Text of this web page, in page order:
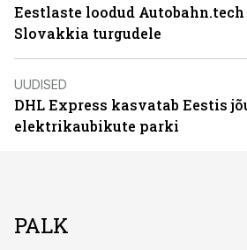
Eestlaste loodud
Slovakkia turgudele
UUDISED
DHL Express kasvatab Eestis
elektrikaubikute parki
PALK